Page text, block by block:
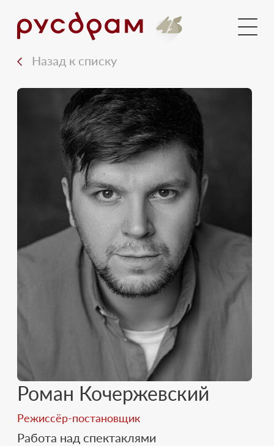
Новости
Документы
Медиа
Контакты
Вход
Назад к списку
Роман Кочержевский
Режиссёр-постановщик
Работа над спектаклями